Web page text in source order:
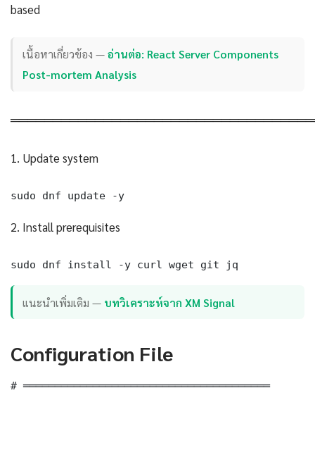
based
เนื้อหาเกี่ยวข้อง —อ่านต่อ: React Server Components
Post-mortem Analysis
1. Update system
sudo dnf update -y
2. Install prerequisites
sudo dnf install -y curl wget git jq
แนะนำเพิ่มเติม — บทวิเคราะห์จาก XM Signal
Configuration File
# ═══════════════════════════════════════